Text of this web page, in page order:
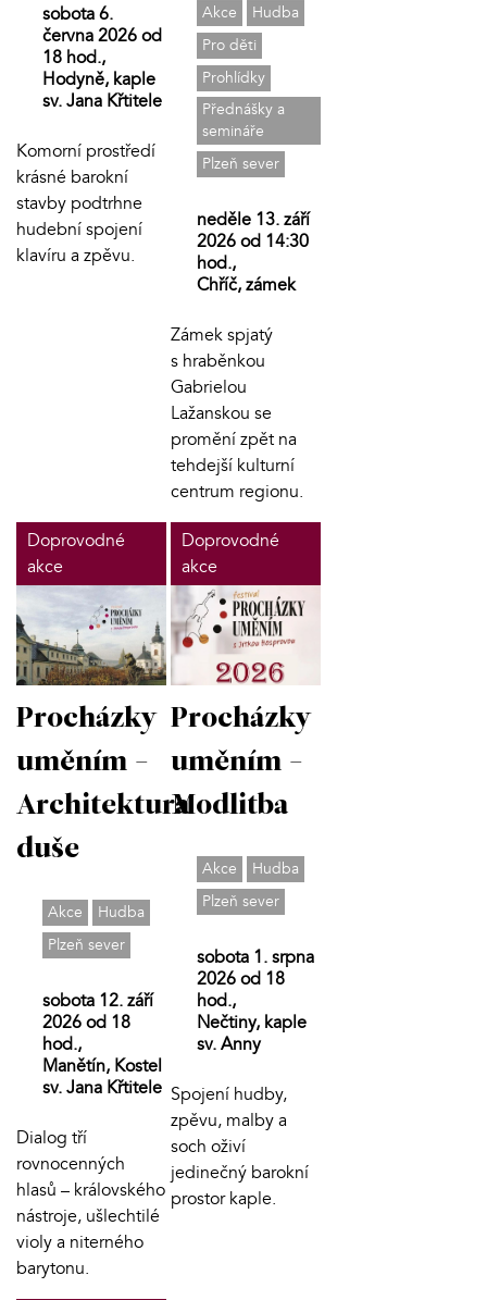
sobota 6.
června 2026 od
18 hod.,
Hodyně, kaple
sv. Jana Křtitele
Komorní prostředí
krásné barokní
stavby podtrhne
hudební spojení
klavíru a zpěvu.
Akce
Hudba
Pro děti
Prohlídky
Přednášky a
semináře
Plzeň sever
neděle 13. září
2026 od 14:30
hod.,
Chříč, zámek
Zámek spjatý
s hraběnkou
Gabrielou
Lažanskou se
promění zpět na
tehdejší kulturní
centrum regionu.
Doprovodné
akce
Procházky
uměním -
Architektura
duše
Akce
Hudba
Plzeň sever
sobota 12. září
2026 od 18
hod.,
Manětín, Kostel
sv. Jana Křtitele
Dialog tří
rovnocenných
hlasů – královského
nástroje, ušlechtilé
violy a niterného
barytonu.
Doprovodné
akce
Procházky
uměním -
Modlitba
Akce
Hudba
Plzeň sever
sobota 1. srpna
2026 od 18
hod.,
Nečtiny, kaple
sv. Anny
Spojení hudby,
zpěvu, malby a
soch oživí
jedinečný barokní
prostor kaple.